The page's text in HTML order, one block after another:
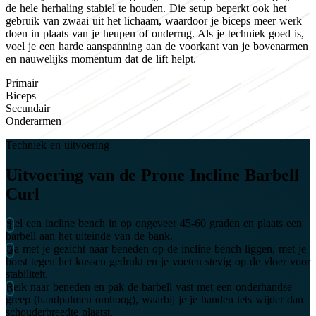
de hele herhaling stabiel te houden. Die setup beperkt ook het
gebruik van zwaai uit het lichaam, waardoor je biceps meer werk
doen in plaats van je heupen of onderrug. Als je techniek goed is,
voel je een harde aanspanning aan de voorkant van je bovenarmen
en nauwelijks momentum dat de lift helpt.
Primair
Biceps
Secundair
Onderarmen
Techniek en uitvoering
Uitvoering van de Prone Incline Barbell
Curl
Stel een incline bench in op ongeveer 45-60 graden en plaats een
barbell aan het uiteinde van de bank.
Ga met je gezicht naar beneden op de incline bench liggen, met je
borst tegen het kussen gedrukt en je voeten stevig op de vloer voor
stabiliteit.
Reik naar beneden en pak de barbell vast met een onderhandse
greep (handpalmen omhoog), waarbij je je handen iets wijder dan
schouderbreedte plaatst.